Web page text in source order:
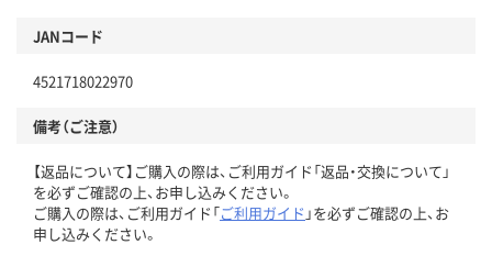
JANコード
4521718022970
備考（ご注意）
【返品について】ご購入の際は、ご利用ガイド「返品・交換について」
を必ずご確認の上、お申し込みください。
ご購入の際は、ご利用ガイド「ご利用ガイド 」を必ずご確認の上、お
申し込みください。